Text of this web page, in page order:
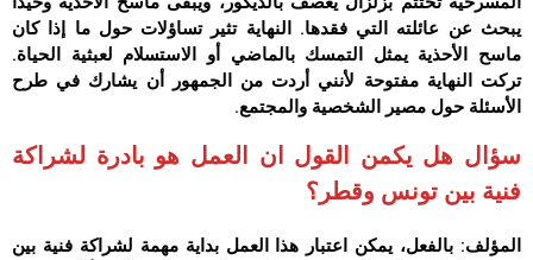
يبحث عن عائلته التي فقدها. النهاية تثير تساؤلات حول ما إذا كان
ماسح الأحذية يمثل التمسك بالماضي أو الاستسلام لعبثية الحياة.
تركت النهاية مفتوحة لأنني أردت من الجمهور أن يشارك في طرح
الأسئلة حول مصير الشخصية والمجتمع.
سؤال هل يكمن القول ان العمل هو بادرة لشراكة
فنية بين تونس وقطر؟
المؤلف: بالفعل، يمكن اعتبار هذا العمل بداية مهمة لشراكة فنية بين